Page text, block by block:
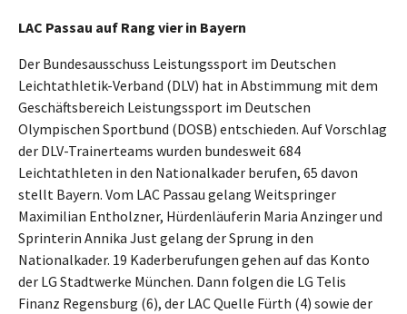
LAC Passau auf Rang vier in Bayern
Der Bundesausschuss Leistungssport im Deutschen
Leichtathletik-Verband (DLV) hat in Abstimmung mit dem
Geschäftsbereich Leistungssport im Deutschen
Olympischen Sportbund (DOSB) entschieden. Auf Vorschlag
der DLV-Trainerteams wurden bundesweit 684
Leichtathleten in den Nationalkader berufen, 65 davon
stellt Bayern. Vom LAC Passau gelang Weitspringer
Maximilian Entholzner, Hürdenläuferin Maria Anzinger und
Sprinterin Annika Just gelang der Sprung in den
Nationalkader. 19 Kaderberufungen gehen auf das Konto
der LG Stadtwerke München. Dann folgen die LG Telis
Finanz Regensburg (6), der LAC Quelle Fürth (4) sowie der